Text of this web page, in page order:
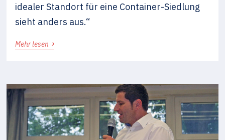
idealer Standort für eine Container-Siedlung
sieht anders aus.“
Mehr lesen ›